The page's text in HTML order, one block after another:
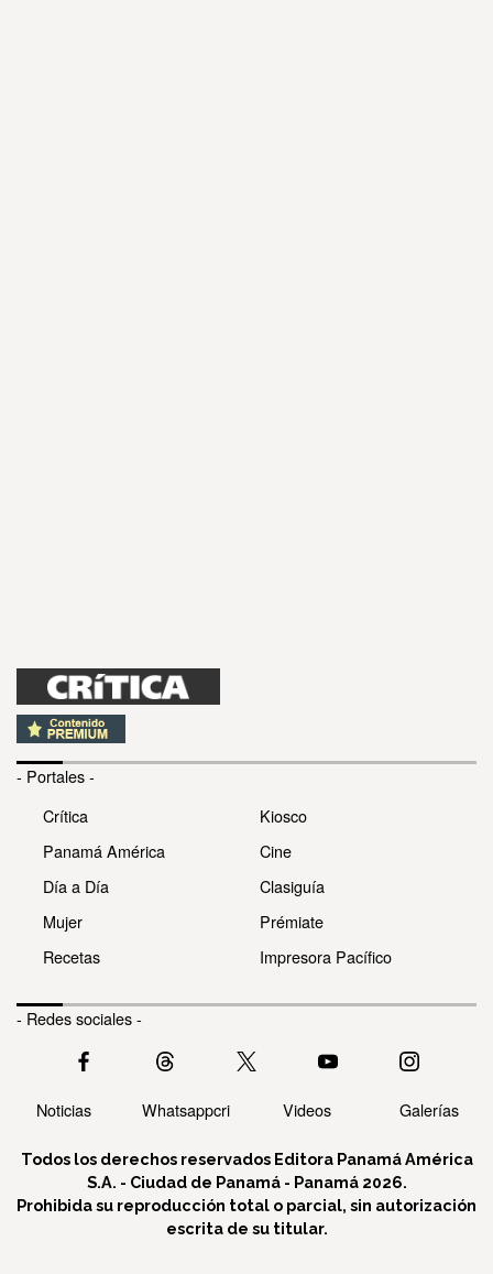
- Portales -
Crítica
Panamá América
Día a Día
Mujer
Recetas
Kiosco
Cine
Clasiguía
Prémiate
Impresora Pacífico
- Redes sociales -
Noticias Whatsappcri Videos Galerías
Todos los derechos reservados Editora Panamá América
S.A. - Ciudad de Panamá - Panamá 2026.
Prohibida su reproducción total o parcial, sin autorización
escrita de su titular.